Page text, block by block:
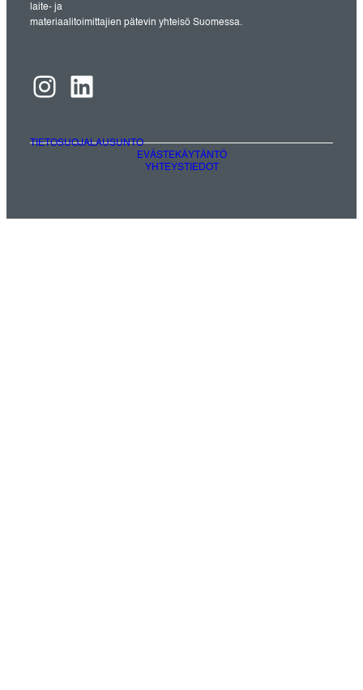
laite- ja
materiaalitoimittajien pätevin yhteisö Suomessa.
Instagram LinkedIn
TIETOSUOJALAUSUNTO
EVÄSTEKÄYTÄNTÖ
YHTEYSTIEDOT